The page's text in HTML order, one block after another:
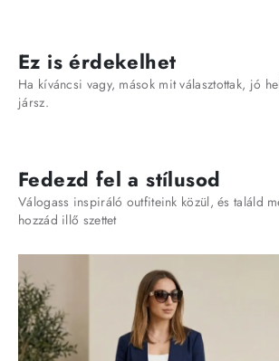
Ez is érdekelhet
Ha kíváncsi vagy, mások mit választottak, jó
jársz.
Fedezd fel a stílusod
Válogass inspiráló outfiteink közül, és találd
hozzád illő szettet